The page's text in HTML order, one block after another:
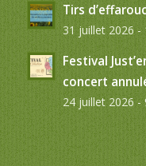
Tirs
31 juillet 2026 -
Festival
concert
24 juillet 2026 -